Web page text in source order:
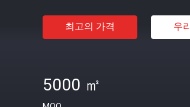
최고의 가격 우
5000 ㎡